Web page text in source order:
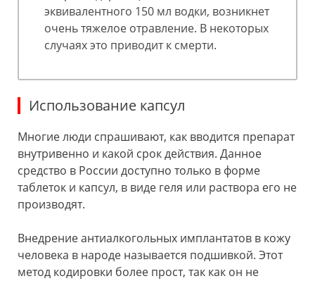
эквивалентного 150 мл водки, возникнет
очень тяжелое отравление. В некоторых
случаях это приводит к смерти.
Использование капсул
Многие люди спрашивают, как вводится препарат
внутривенно и какой срок действия. Данное
средство в России доступно только в форме
таблеток и капсул, в виде геля или раствора его не
производят.
Внедрение антиалкогольных имплантатов в кожу
человека в народе называется подшивкой. Этот
метод кодировки более прост, так как он не